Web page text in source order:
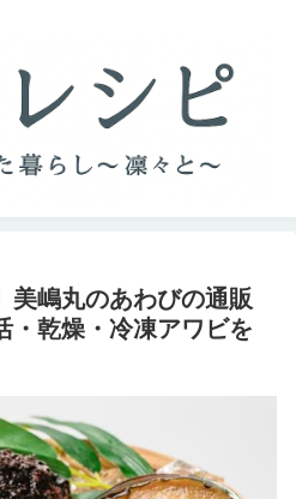
美嶋丸のあわびの通販
・乾燥・冷凍アワビを